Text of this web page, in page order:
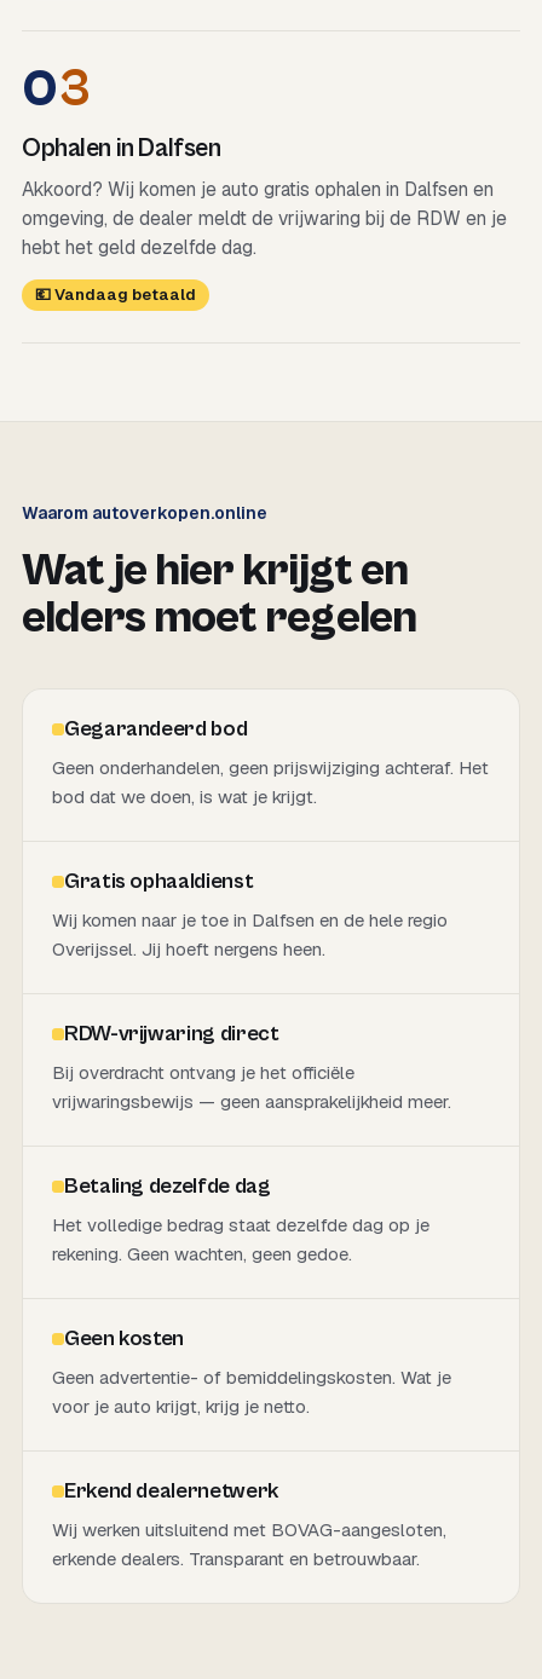
03
Ophalen in Dalfsen
Akkoord? Wij komen je auto gratis ophalen in Dalfsen en
omgeving, de dealer meldt de vrijwaring bij de RDW en je
hebt het geld dezelfde dag.
💶 Vandaag betaald
Waarom autoverkopen.online
Wat je hier krijgt en
elders moet regelen
Gegarandeerd bod
Geen onderhandelen, geen prijswijziging achteraf. Het
bod dat we doen, is wat je krijgt.
Gratis ophaaldienst
Wij komen naar je toe in Dalfsen en de hele regio
Overijssel. Jij hoeft nergens heen.
RDW-vrijwaring direct
Bij overdracht ontvang je het officiële
vrijwaringsbewijs — geen aansprakelijkheid meer.
Betaling dezelfde dag
Het volledige bedrag staat dezelfde dag op je
rekening. Geen wachten, geen gedoe.
Geen kosten
Geen advertentie- of bemiddelingskosten. Wat je
voor je auto krijgt, krijg je netto.
Erkend dealernetwerk
Wij werken uitsluitend met BOVAG-aangesloten,
erkende dealers. Transparant en betrouwbaar.